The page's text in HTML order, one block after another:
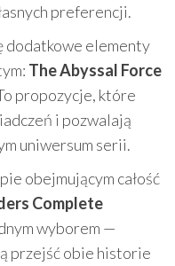
preferencji.
dodatkowe elementy
The Abyssal Force
propozycje, które
i pozwalają
uniwersum serii.
obejmującym całość
Complete
wyborem —
przejść obie historie